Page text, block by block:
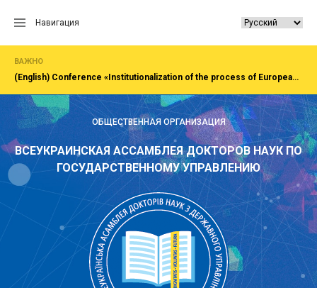
Навигация
ВАЖНО
(English) Сonference «Institutionalization of the process of European integration of society, economy, administration»Rivne, National University of water and EnvironmentFirst All-Ukrainian Congress of doctors in public administration
ОБЩЕСТВЕННАЯ ОРГАНИЗАЦИЯ
ВСЕУКРАИНСКАЯ АССАМБЛЕЯ ДОКТОРОВ НАУК ПО
ГОСУДАРСТВЕННОМУ УПРАВЛЕНИЮ